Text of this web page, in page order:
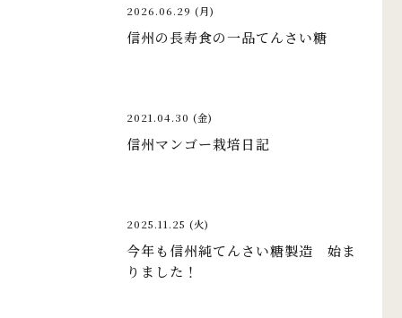
2026.06.29 (月)
信州の長寿食の一品てんさい糖
2021.04.30 (金)
信州マンゴー栽培日記
2025.11.25 (火)
今年も信州純てんさい糖製造 始ま
りました！